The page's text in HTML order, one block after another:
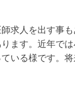
求人を出す事
ます。近年で
いる様です。